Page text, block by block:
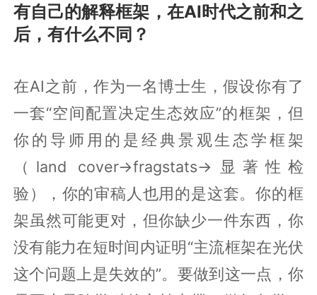
有自己的解释框架，在AI时代之前和之
后，有什么不同？
在AI之前，作为一名博士生，假设你有了
一套“空间配置决定生态效应”的框架，但
你的导师用的是经典景观生态学框架
（land cover→fragstats→显著性检
验），你的审稿人也用的是这套。你的框
架虽然可能更对，但你缺少一件东西，你
没有能力在短时间内证明“主流框架在光伏
这个问题上是失效的”。要做到这一点，你